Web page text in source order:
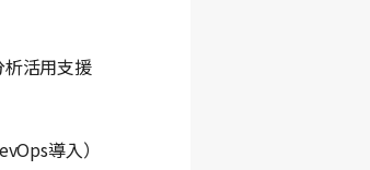
活用支援
導入）